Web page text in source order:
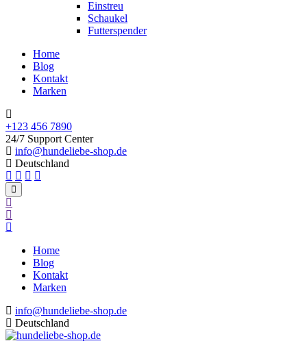
Einstreu
Schaukel
Futterspender
Home
Blog
Kontakt
Marken
+123 456 7890
24/7 Support Center
info@hundeliebe-shop.de
Deutschland
Home
Blog
Kontakt
Marken
info@hundeliebe-shop.de
Deutschland